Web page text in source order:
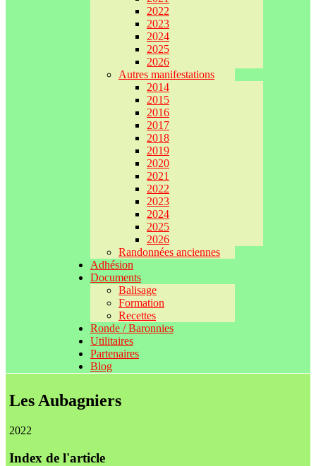
2022
2023
2024
2025
2026
Autres manifestations
2014
2015
2016
2017
2018
2019
2020
2021
2022
2023
2024
2025
2026
Randonnées anciennes
Adhésion
Documents
Balisage
Formation
Recettes
Ronde / Baronnies
Utilitaires
Partenaires
Blog
Les Aubagniers
2022
Index de l'article